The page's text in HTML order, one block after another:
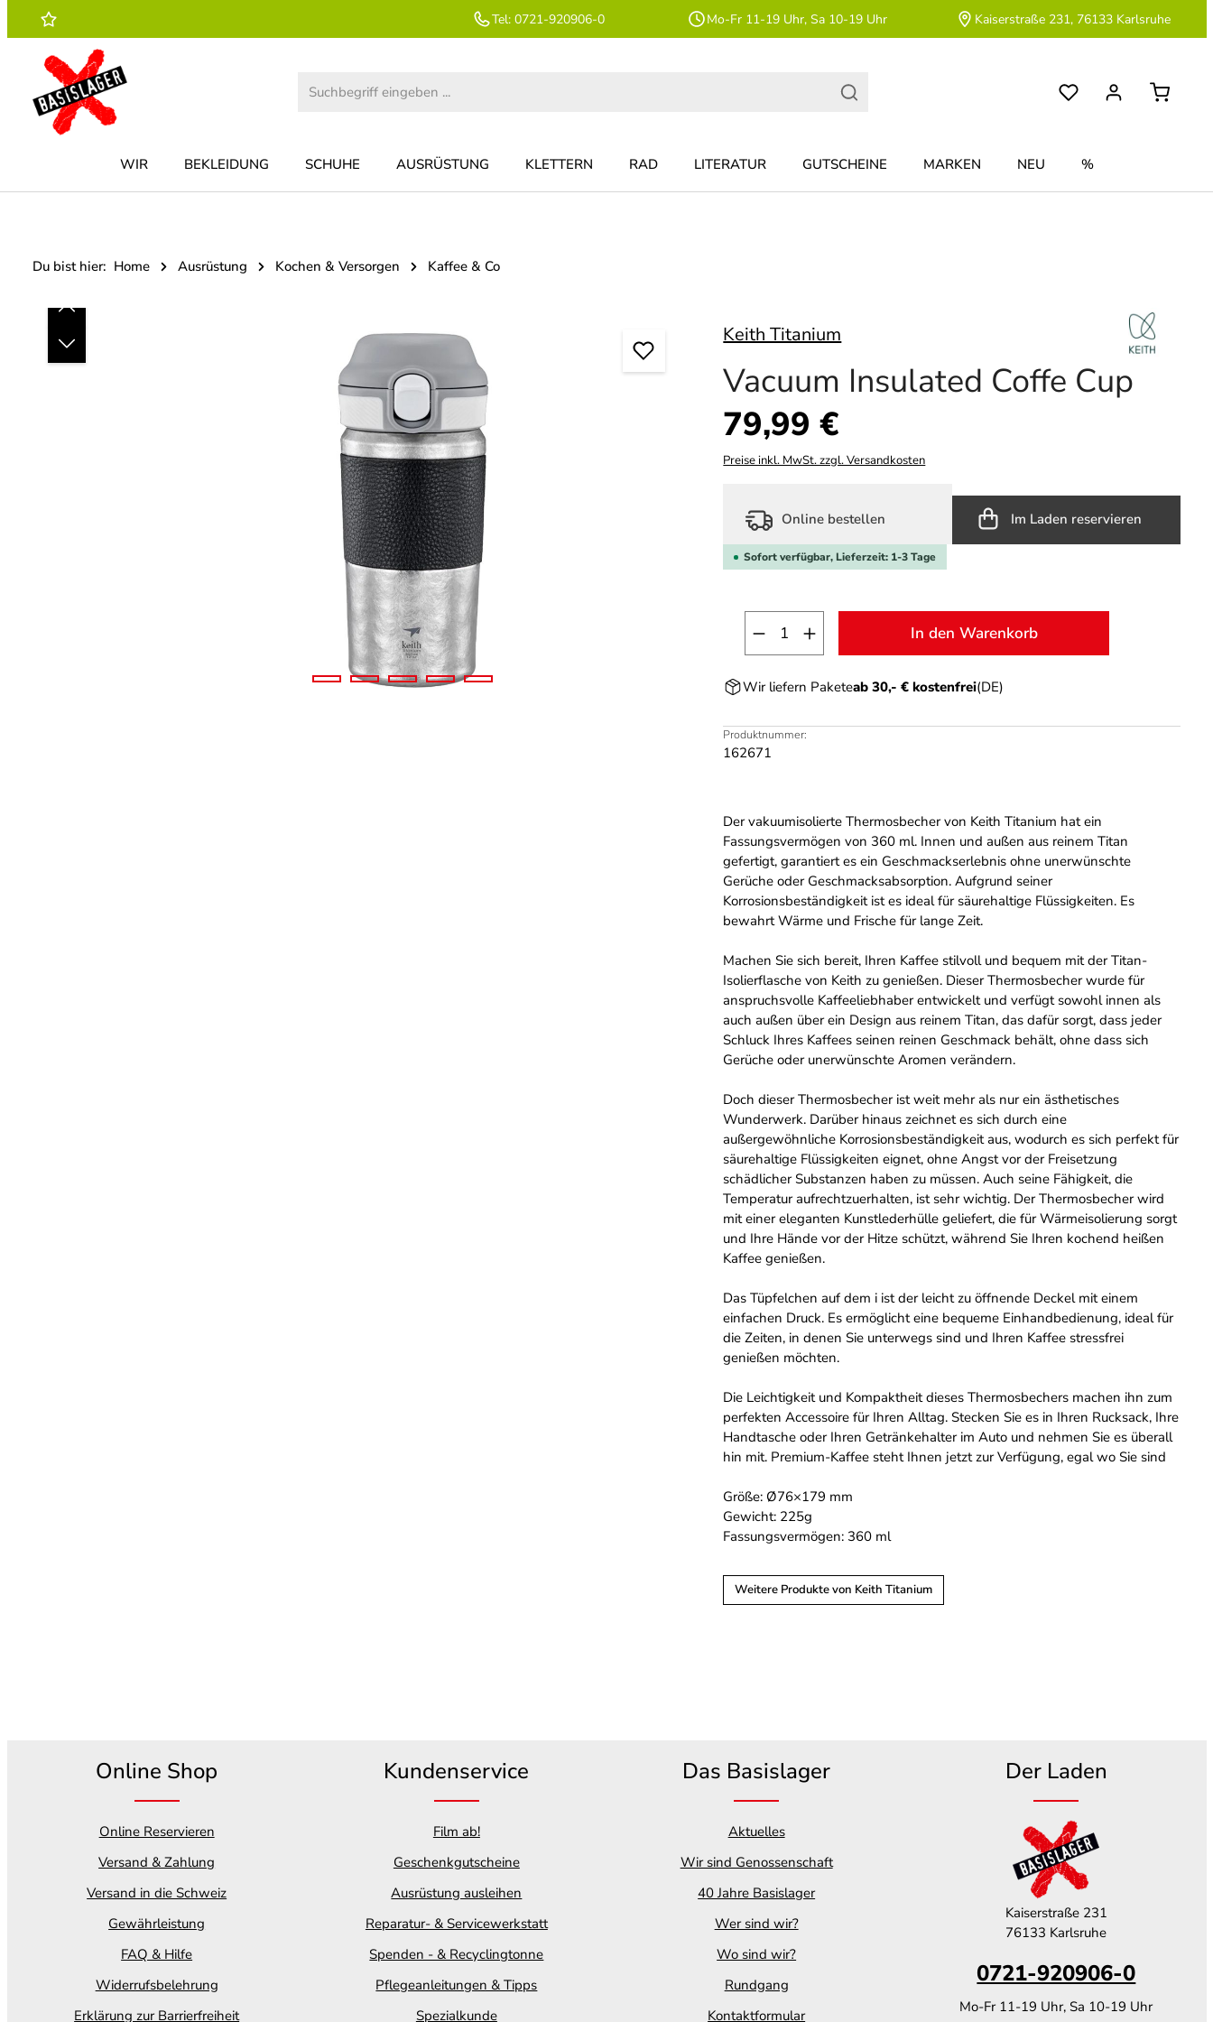
Hauptinhalt springen
Zur Suche springen
Zur Hauptnavigation springen Tel: 0721-920906-0 Mo-Fr 11-19 Uhr, Sa 10-19 Uhr Kaiserstraße 231, 76133 Karlsruhe
WIR BEKLEIDUNG SCHUHE AUSRÜSTUNG KLETTERN RAD LITERATUR GUTSCHEINE MARKEN NEU %
Du bist hier: Home Ausrüstung Kochen & Versorgen Kaffee & Co
Bildergalerie überspringen
Keith Titanium
Vacuum Insulated Coffe Cup
Regulärer Preis:
79,99 €
Preise inkl. MwSt. zzgl. Versandkosten
Online bestellen Im Laden reservieren
Sofort verfügbar, Lieferzeit: 1-3 Tage
Produkt Anzahl: Gib den gewünschten Wert
In den Warenkorb
Wir liefern Paketeab 30,- € kostenfrei(DE)
Produktnummer:
162671
Der vakuumisolierte Thermosbecher von Keith Titanium hat ein
Fassungsvermögen von 360 ml. Innen und außen aus reinem Titan
gefertigt, garantiert es ein Geschmackserlebnis ohne unerwünschte
Gerüche oder Geschmacksabsorption. Aufgrund seiner
Korrosionsbeständigkeit ist es ideal für säurehaltige Flüssigkeiten. Es
bewahrt Wärme und Frische für lange Zeit.
Machen Sie sich bereit, Ihren Kaffee stilvoll und bequem mit der Titan-
Isolierflasche von Keith zu genießen. Dieser Thermosbecher wurde für
anspruchsvolle Kaffeeliebhaber entwickelt und verfügt sowohl innen als
auch außen über ein Design aus reinem Titan, das dafür sorgt, dass jeder
Schluck Ihres Kaffees seinen reinen Geschmack behält, ohne dass sich
Gerüche oder unerwünschte Aromen verändern.
Doch dieser Thermosbecher ist weit mehr als nur ein ästhetisches
Wunderwerk. Darüber hinaus zeichnet es sich durch eine
außergewöhnliche Korrosionsbeständigkeit aus, wodurch es sich perfekt für
säurehaltige Flüssigkeiten eignet, ohne Angst vor der Freisetzung
schädlicher Substanzen haben zu müssen. Auch seine Fähigkeit, die
Temperatur aufrechtzuerhalten, ist sehr wichtig. Der Thermosbecher wird
mit einer eleganten Kunstlederhülle geliefert, die für Wärmeisolierung sorgt
und Ihre Hände vor der Hitze schützt, während Sie Ihren kochend heißen
Kaffee genießen.
Das Tüpfelchen auf dem i ist der leicht zu öffnende Deckel mit einem
einfachen Druck. Es ermöglicht eine bequeme Einhandbedienung, ideal für
die Zeiten, in denen Sie unterwegs sind und Ihren Kaffee stressfrei
genießen möchten.
Die Leichtigkeit und Kompaktheit dieses Thermosbechers machen ihn zum
perfekten Accessoire für Ihren Alltag. Stecken Sie es in Ihren Rucksack, Ihre
Handtasche oder Ihren Getränkehalter im Auto und nehmen Sie es überall
hin mit. Premium-Kaffee steht Ihnen jetzt zur Verfügung, egal wo Sie sind
Größe: Ø76×179 mm
Gewicht: 225g
Fassungsvermögen: 360 ml
Weitere Produkte von Keith Titanium
Online Shop
Online Reservieren
Versand & Zahlung
Versand in die Schweiz
Gewährleistung
FAQ & Hilfe
Widerrufsbelehrung
Erklärung zur Barrierfreiheit
Kundenservice
Film ab!
Geschenkgutscheine
Ausrüstung ausleihen
Reparatur- & Servicewerkstatt
Spenden - & Recyclingtonne
Pflegeanleitungen & Tipps
Spezialkunde
Das Basislager
Aktuelles
Wir sind Genossenschaft
40 Jahre Basislager
Wer sind wir?
Wo sind wir?
Rundgang
Kontaktformular
Der Laden
Kaiserstraße 231
76133 Karlsruhe
0721-920906-0
Mo-Fr 11-19 Uhr, Sa 10-19 Uhr